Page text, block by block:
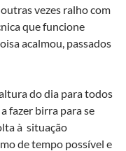
vezes ralho com
que funcione
acalmou, passados
do dia para todos
fazer birra para se
à situação
de tempo possível e